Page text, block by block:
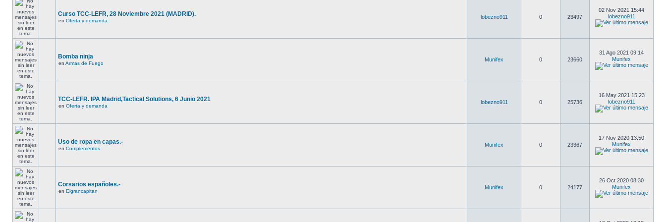
Curso TCC-LEFR, 28 Noviembre 2021 (MADRID).
en Oferta y demanda
lobezno911 0 23497
02 Nov 2021 15:44
lobezno911
Bomba ninja
en Armas de Fuego
Munifex 0 23660
31 Ago 2021 09:14
Munifex
TCC-LEFR. IPA Madrid,Tactical Solutions, 6 Junio 2021
en Oferta y demanda
lobezno911 0 25736
16 May 2021 15:23
lobezno911
Uso de ropa en capas.-
en Complementos
Munifex 0 23367
17 Nov 2020 13:50
Munifex
Corsarios españoles.-
en Elgrancapitan
Munifex 0 24177
26 Oct 2020 08:30
Munifex